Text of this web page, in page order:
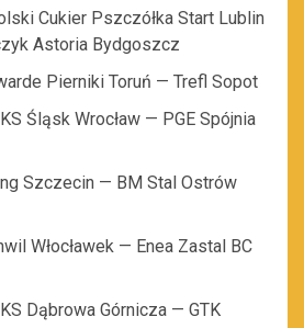
Cukier Pszczółka Start Lublin
Astoria Bydgoszcz
Pierniki Toruń — Trefl Sopot
Śląsk Wrocław — PGE Spójnia
Szczecin — BM Stal Ostrów
Włocławek — Enea Zastal BC
Dąbrowa Górnicza — GTK